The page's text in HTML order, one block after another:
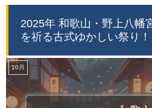
2025年 和歌山・野上八幡
を祈る古式ゆかしい祭り！
10月